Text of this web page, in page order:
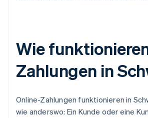
Wie
Zahlungen in
Online-Zahlungen funktionieren in
wie anderswo: Ein Kunde oder eine